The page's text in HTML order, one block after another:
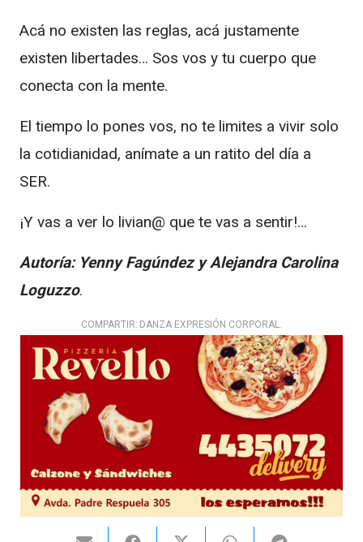
Acá no existen las reglas, acá justamente
existen libertades… Sos vos y tu cuerpo que
conecta con la mente.
El tiempo lo pones vos, no te limites a vivir solo
la cotidianidad, anímate a un ratito del día a
SER.
¡Y vas a ver lo livian@ que te vas a sentir!…
Autoría: Yenny Fagúndez y Alejandra Carolina
Loguzzo.
COMPARTIR: DANZA EXPRESIÓN CORPORAL.